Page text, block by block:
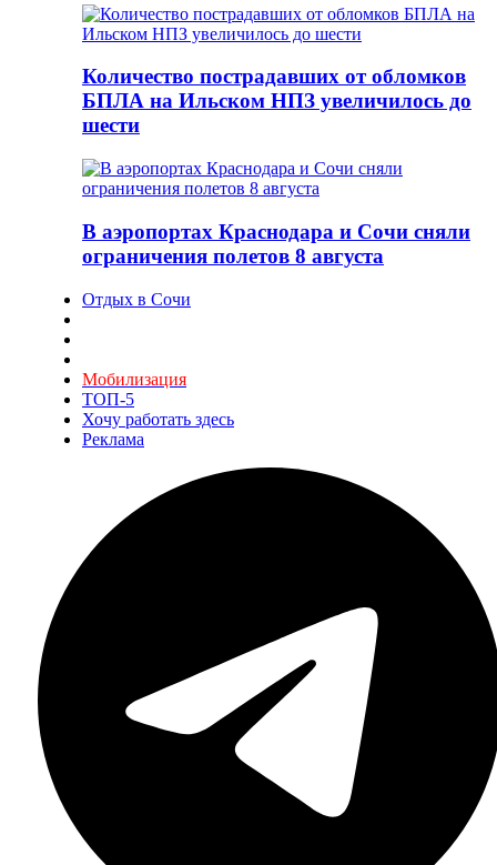
Количество пострадавших от обломков
БПЛА на Ильском НПЗ увеличилось до
шести
В аэропортах Краснодара и Сочи сняли
ограничения полетов 8 августа
Отдых в Сочи
Мобилизация
ТОП-5
Хочу работать здесь
Реклама